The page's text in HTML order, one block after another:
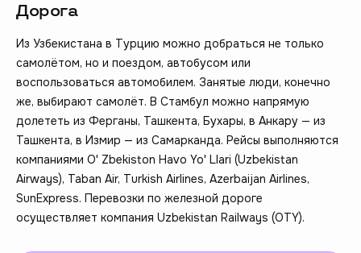
Дорога
Из Узбекистана в Турцию можно добраться не только
самолётом, но и поездом, автобусом или
воспользоваться автомобилем. Занятые люди, конечно
же, выбирают самолёт. В Стамбул можно напрямую
долететь из Ферганы, Ташкента, Бухары, в Анкару — из
Ташкента, в Измир — из Самарканда. Рейсы выполняются
компаниями O' Zbekiston Havo Yo' Llari (Uzbekistan
Airways), Taban Air, Turkish Airlines, Azerbaijan Airlines,
SunExpress. Перевозки по железной дороге
осуществляет компания Uzbekistan Railways (OTY).